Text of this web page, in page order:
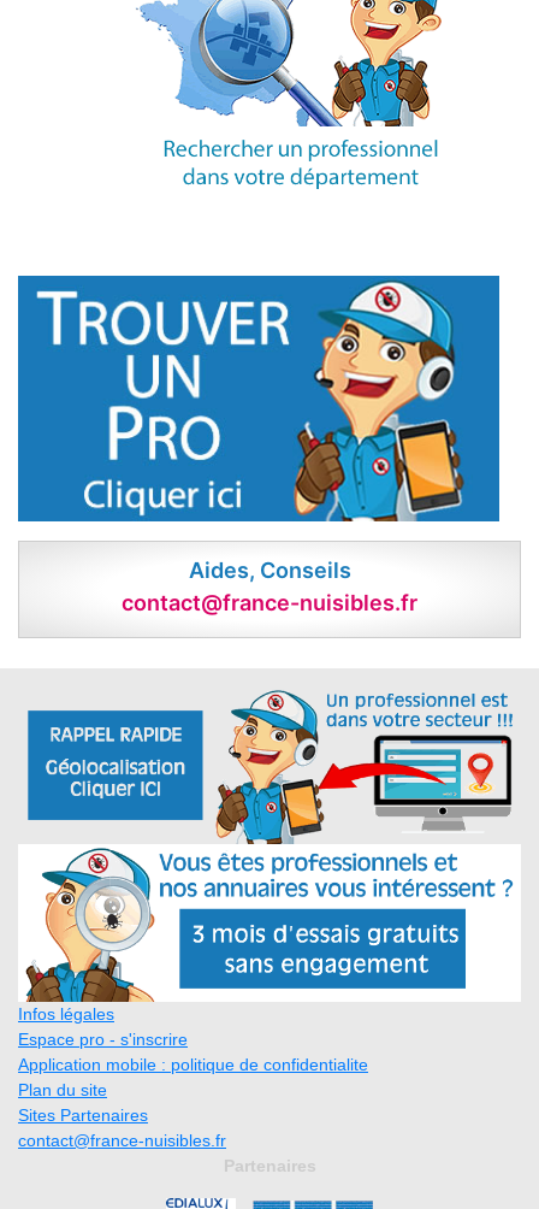
Aides, Conseils
contact@france-nuisibles.fr
Infos légales
Espace pro - s'inscrire
Application mobile : politique de confidentialite
Plan du site
Sites Partenaires
contact@france-nuisibles.fr
Partenaires